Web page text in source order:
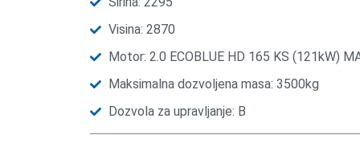
Visina: 2870
Motor: 2.0 ECOBLUE HD 165 KS (121kW)
Maksimalna dozvoljena masa: 3500kg
Dozvola za upravljanje: B